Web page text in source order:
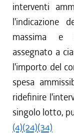
interventi
l'indicazione
massima e
assegnato a
l'importo del
spesa
ridefinire
singolo lotto,
(4)(24)(34)